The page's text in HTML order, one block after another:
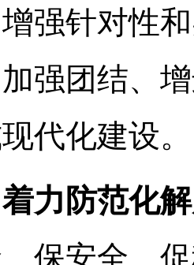
强针对性
强团结、
代化建设。
着力防范化
保安全、